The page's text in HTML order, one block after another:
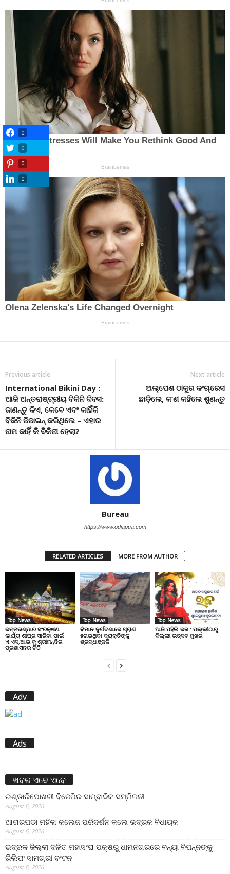
Previous article
International Bikini Day :
ଆଜି ଅନ୍ତରାଷ୍ଟ୍ରୀୟ ବିକିନି ଦିବସ:
ଜାଣନ୍ତୁ କିଏ, କେବେ ଏବଂ କାହିଁକି
ବିକିନି ଜିଜାଇନ୍ କରିଥିଲେ – ଏହାର
ନାମ କାହିଁ କି ବିକିନୀ ହେଲା?
Next article
ଅଲ୍ପେଶ ଠାକୁର କଂଗ୍ରେସ
ଛାଡ଼ିଲେ, କ’ଣ କହିଲେ ଶୁଣନ୍ତୁ
Bureau
https://www.odiapua.com
RELATED ARTICLES MORE FROM AUTHOR
Top News
ରତ୍ନଭଣ୍ଡାର ସଂରକ୍ଷଣ
କାର୍ଯ୍ୟ ଶୀଘ୍ର ସାରିବା ପାଇଁ
ଏ.ଏସ୍.ଆଇ.କୁ ଶ୍ରୀମନ୍ଦିର
ପ୍ରଶାସନର ଚିଠି
Top News
ବିମାନ ଦୁର୍ଘଟଣାରେ ପ୍ରାଣ
ହରାଇଥିବା ବ୍ୟକ୍ତିଙ୍କୁ
ଶ୍ରଦ୍ଧାଞ୍ଜଳି
Top News
ଆଜି ପହିଲି ରଜ : ପଲ୍ଲୀଠାରୁ
ଦିଲ୍ଲୀ ଉତ୍ସବ ମୁଖର
Adv
Ads
ଖବର ଏବେ ଏବେ
ଭଣ୍ଡାରିପୋଖରୀ ବିଜେପିର ସାମ୍ବାଦିକ ସମ୍ମିଳନୀ
August 6, 2026
ଆଗରପଡା ମହିଳା କଲେଜ ପରିଦର୍ଶନ କଲେ ଭଦ୍ରକ ବିଧାୟକ
August 6, 2026
ଭଦ୍ରକ ଜିଲ୍ଲା ଦଳିତ ମହାସଂଘ ପକ୍ଷରୁ ଧାମନଗରରେ ବନ୍ୟା ବିପନ୍ନଙ୍କୁ
ରିଲିଫ ସାମଗ୍ରୀ ବଂଟନ
August 6, 2026
0
0
0
0